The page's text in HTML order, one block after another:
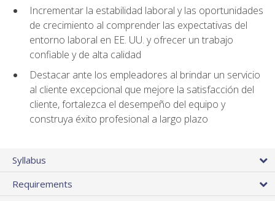
Incrementar la estabilidad laboral y las oportunidades
de crecimiento al comprender las expectativas del
entorno laboral en EE. UU. y ofrecer un trabajo
confiable y de alta calidad
Destacar ante los empleadores al brindar un servicio
al cliente excepcional que mejore la satisfacción del
cliente, fortalezca el desempeño del equipo y
construya éxito profesional a largo plazo
Syllabus
Requirements